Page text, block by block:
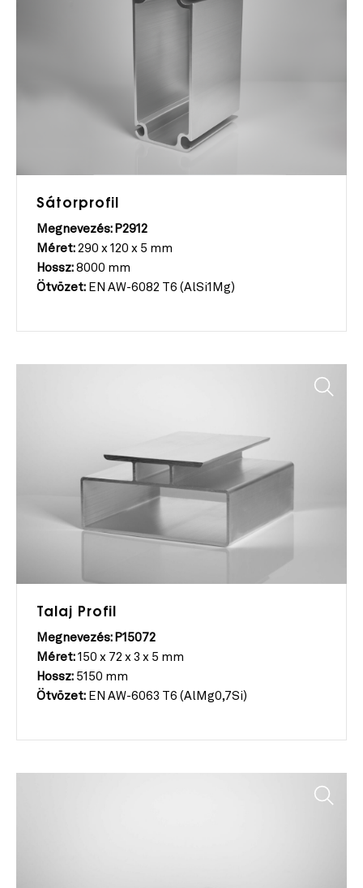
Sátorprofil
Megnevezés: P2912
Méret: 290 x 120 x 5 mm
Hossz: 8000 mm
Ötvözet: EN AW-6082 T6 (AlSi1Mg)
Talaj Profil
Megnevezés: P15072
Méret: 150 x 72 x 3 x 5 mm
Hossz: 5150 mm
Ötvözet: EN AW-6063 T6 (AlMg0,7Si)